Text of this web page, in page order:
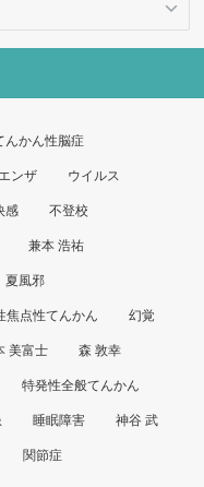
んかん性脳症
ンザ ウイルス
感 不登校
兼本 浩祐
夏風邪
焦点性てんかん 幻覚
美富士 森 敦幸
特発性全般てんかん
睡眠障害 神谷 武
関節症